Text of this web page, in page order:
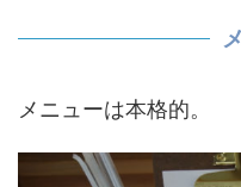
メニューは本格的。